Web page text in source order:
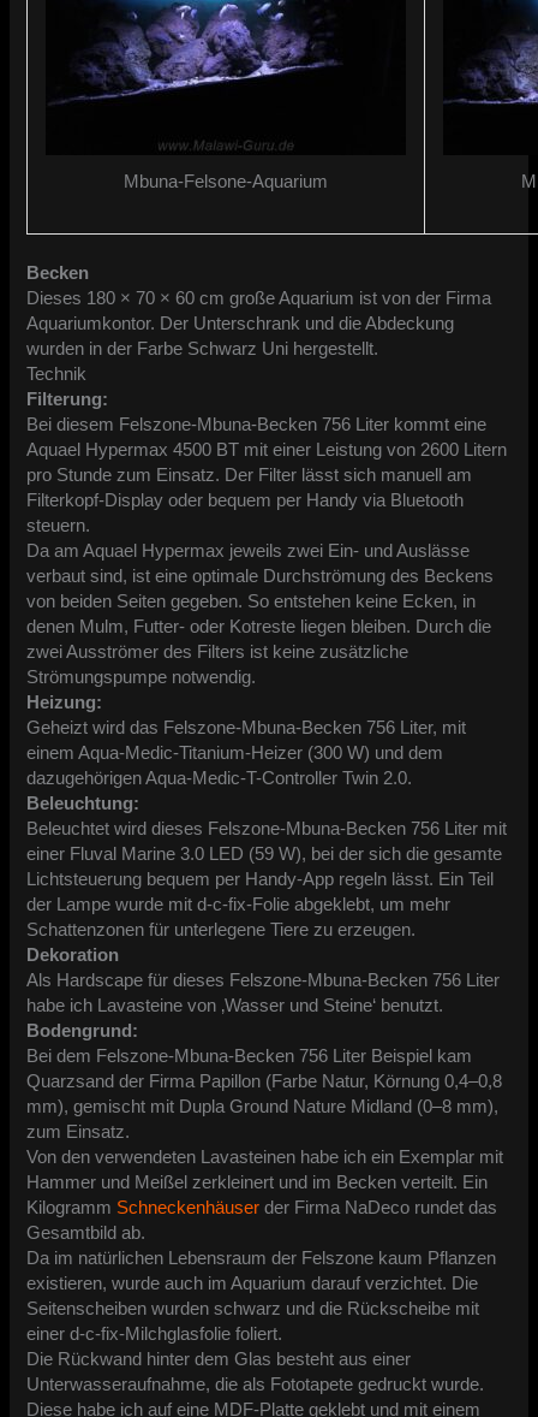
Mbuna-Felsone-Aquarium
Becken
​Dieses 180 × 70 × 60 cm große Aquarium ist von der Firma
Aquariumkontor. Der Unterschrank und die Abdeckung
wurden in der Farbe Schwarz Uni hergestellt.
​Technik
​Filterung:
Bei diesem Felszone-Mbuna-Becken 756 Liter kommt eine
Aquael Hypermax 4500 BT mit einer Leistung von 2600 Litern
pro Stunde zum Einsatz. Der Filter lässt sich manuell am
Filterkopf-Display oder bequem per Handy via Bluetooth
steuern.
Da am Aquael Hypermax jeweils zwei Ein- und Auslässe
verbaut sind, ist eine optimale Durchströmung des Beckens
von beiden Seiten gegeben. So entstehen keine Ecken, in
denen Mulm, Futter- oder Kotreste liegen bleiben. Durch die
zwei Ausströmer des Filters ist keine zusätzliche
Strömungspumpe notwendig.
​Heizung:
Geheizt wird das Felszone-Mbuna-Becken 756 Liter, mit
einem Aqua-Medic-Titanium-Heizer (300 W) und dem
dazugehörigen Aqua-Medic-T-Controller Twin 2.0.
​Beleuchtung:
Beleuchtet wird dieses Felszone-Mbuna-Becken 756 Liter mit
einer Fluval Marine 3.0 LED (59 W), bei der sich die gesamte
Lichtsteuerung bequem per Handy-App regeln lässt. Ein Teil
der Lampe wurde mit d-c-fix-Folie abgeklebt, um mehr
Schattenzonen für unterlegene Tiere zu erzeugen.
​Dekoration
​Als Hardscape für dieses Felszone-Mbuna-Becken 756 Liter
habe ich Lavasteine von ‚Wasser und Steine‘ benutzt.
Bodengrund:
Bei dem Felszone-Mbuna-Becken 756 Liter Beispiel kam
Quarzsand der Firma Papillon (Farbe Natur, Körnung 0,4–0,8
mm), gemischt mit Dupla Ground Nature Midland (0–8 mm),
zum Einsatz.
Von den verwendeten Lavasteinen habe ich ein Exemplar mit
Hammer und Meißel zerkleinert und im Becken verteilt. Ein
Kilogramm Schneckenhäuser der Firma NaDeco rundet das
Gesamtbild ab.
​Da im natürlichen Lebensraum der Felszone kaum Pflanzen
existieren, wurde auch im Aquarium darauf verzichtet. Die
Seitenscheiben wurden schwarz und die Rückscheibe mit
einer d‑c‑fix‑Milchglasfolie foliert.
Die Rückwand hinter dem Glas besteht aus einer
Unterwasseraufnahme, die als Fototapete gedruckt wurde.
Diese habe ich auf eine MDF-Platte geklebt und mit einem